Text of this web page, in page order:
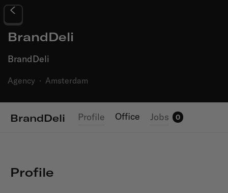
BrandDeli
BrandDeli
Agency · Amsterdam
BrandDeli Profile Office Jobs 0
Profile